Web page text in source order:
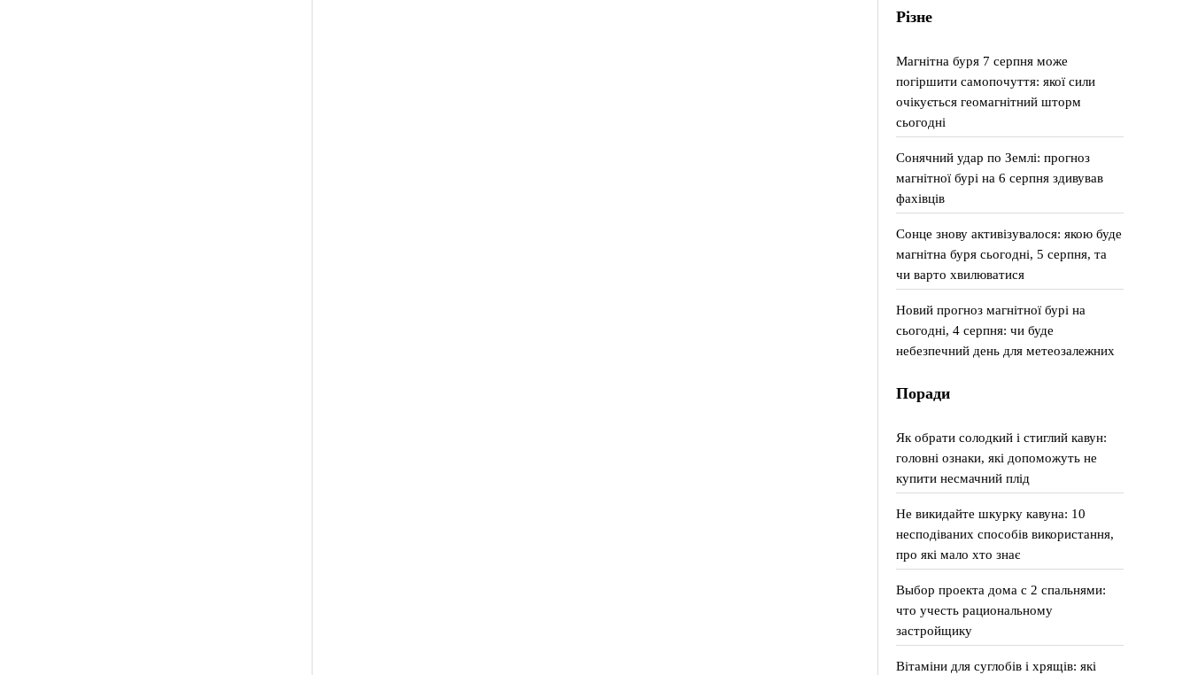
Різне
Магнітна буря 7 серпня може
погіршити самопочуття: якої сили
очікується геомагнітний шторм
сьогодні
Сонячний удар по Землі: прогноз
магнітної бурі на 6 серпня здивував
фахівців
Сонце знову активізувалося: якою буде
магнітна буря сьогодні, 5 серпня, та
чи варто хвилюватися
Новий прогноз магнітної бурі на
сьогодні, 4 серпня: чи буде
небезпечний день для метеозалежних
Поради
Як обрати солодкий і стиглий кавун:
головні ознаки, які допоможуть не
купити несмачний плід
Не викидайте шкурку кавуна: 10
несподіваних способів використання,
про які мало хто знає
Выбор проекта дома с 2 спальнями:
что учесть рациональному
застройщику
Вітаміни для суглобів і хрящів: які